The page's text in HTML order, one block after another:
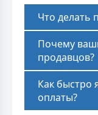
Что делать
Почему
продавцов?
Как быстро
оплаты?